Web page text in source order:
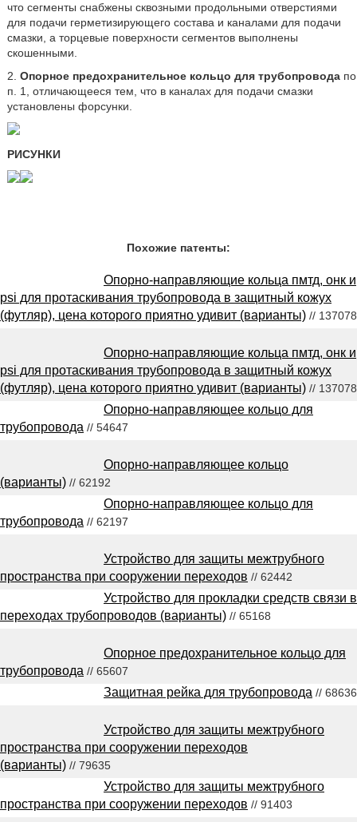
что сегменты снабжены сквозными продольными отверстиями
для подачи герметизирующего состава и каналами для подачи
смазки, а торцевые поверхности сегментов выполнены
скошенными.
2. Опорное предохранительное кольцо для трубопроводапо
п. 1, отличающееся тем, что в каналах для подачи смазки
установлены форсунки.
РИСУНКИ
Похожие патенты:
Опорно-направляющие кольца пмтд, онк и
psi для протаскивания трубопровода в защитный кожух
(футляр), цена которого приятно удивит (варианты) // 137078
Опорно-направляющие кольца пмтд, онк и
psi для протаскивания трубопровода в защитный кожух
(футляр), цена которого приятно удивит (варианты) // 137078
Опорно-направляющее кольцо для
трубопровода // 54647
Опорно-направляющее кольцо
(варианты) // 62192
Опорно-направляющее кольцо для
трубопровода // 62197
Устройство для защиты межтрубного
пространства при сооружении переходов // 62442
Устройство для прокладки средств связи в
переходах трубопроводов (варианты) // 65168
Опорное предохранительное кольцо для
трубопровода // 65607
Защитная рейка для трубопровода // 68636
Устройство для защиты межтрубного
пространства при сооружении переходов
(варианты) // 79635
Устройство для защиты межтрубного
пространства при сооружении переходов // 91403